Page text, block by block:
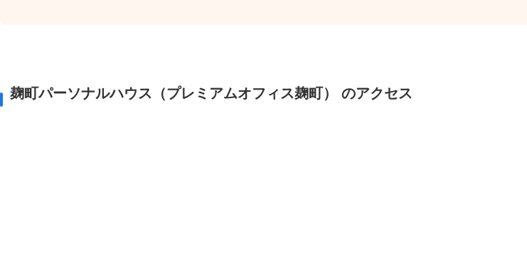
麹町パーソナルハウス（プレミアムオフィス麹町） のアクセス